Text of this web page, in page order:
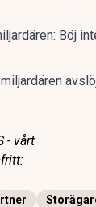
Böj
- vårt